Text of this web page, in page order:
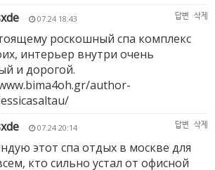
07.24 18:43 답변 삭제
роскошный спа комплекс
интерьер внутри очень
и дорогой.
author-
07.24 20:14 답변 삭제
этот спа отдых в москве для
кто сильно устал от офисной